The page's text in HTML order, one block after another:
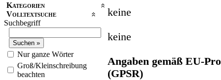
Kategorien
Volltextsuche
Suchbegriff
Nur ganze Wörter
Groß/Kleinschreibung
beachten
keine
keine
Angaben gemäß EU-
(GPSR)